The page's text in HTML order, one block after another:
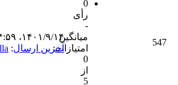
547
0
رأی
-
میانگین
امتیازات:
0
از
5
۱۴۰۱/۹/۱۴، ۰۴:۵۹ عصر
آخرین ارسال: